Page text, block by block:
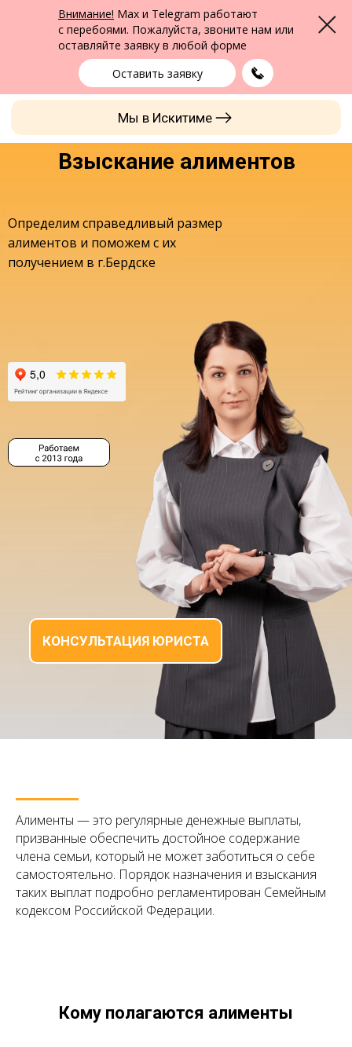
Внимание! Max и Telegram работают
с перебоями. Пожалуйста, звоните нам или
оставляйте заявку в любой форме
Оставить заявку
Меню
Мы в Искитиме
Юридическая помощь в Бердске
ФПК Альтернатива
Бердск
выбрать город
+7 (383) 322-24-65
Определим справедливый размер
алиментов и поможем с их
получением в г.Бердске
КОНСУЛЬТАЦИЯ ЮРИСТА
Взыскание алиментов
Алименты — это регулярные денежные выплаты,
призванные обеспечить достойное содержание
члена семьи, который не может заботиться о себе
самостоятельно. Порядок назначения и взыскания
таких выплат подробно регламентирован Семейным
кодексом Российской Федерации.
Кому полагаются алименты